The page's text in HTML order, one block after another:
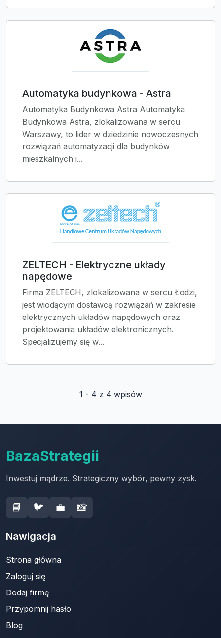
Automatyka budynkowa - Astra
Automatyka Budynkowa Astra Automatyka
Budynkowa Astra, zlokalizowana w sercu
Warszawy, to lider w dziedzinie nowoczesnych
rozwiązań automatyzacji dla budynków
mieszkalnych i...
ZELTECH - Elektryczne układy
napędowe
Firma ZELTECH, zlokalizowana w sercu Łodzi,
jest wiodącym dostawcą rozwiązań w zakresie
elektrycznych układów napędowych oraz
projektowania układów elektronicznych.
Specjalizujemy się w...
1 - 4 z 4 wpisów
BazaStrategii
Inwestuj mądrze. Strategiczny wybór, pewny zysk.
📘 🐦 💼 📸
Nawigacja
Strona główna
Zaloguj się
Dodaj firmę
Przypomnij hasło
Blog